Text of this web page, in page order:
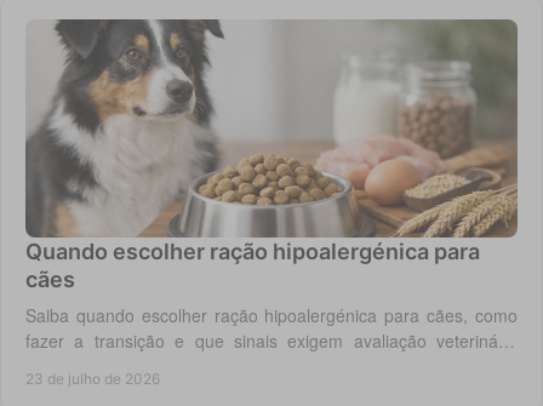
Quando escolher ração hipoalergénica para
cães
Saiba quando escolher ração hipoalergénica para cães, como
fazer a transição e que sinais exigem avaliação veterinária
23 de julho de 2026